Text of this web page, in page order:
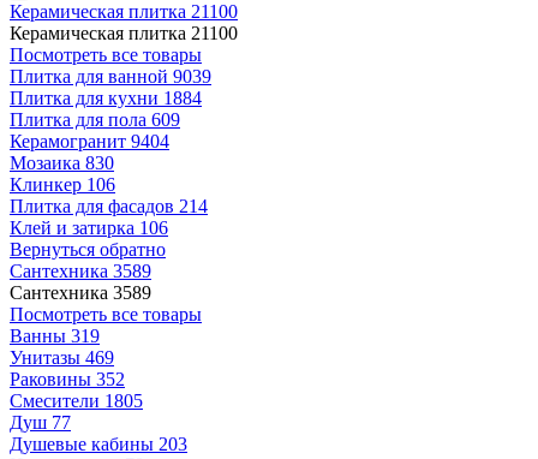
Керамическая плитка 21100
Керамическая плитка 21100
Посмотреть все товары
Плитка для ванной 9039
Плитка для кухни 1884
Плитка для пола 609
Керамогранит 9404
Мозаика 830
Клинкер 106
Плитка для фасадов 214
Клей и затирка 106
Вернуться обратно
Сантехника 3589
Сантехника 3589
Посмотреть все товары
Ванны 319
Унитазы 469
Раковины 352
Смесители 1805
Душ 77
Душевые кабины 203